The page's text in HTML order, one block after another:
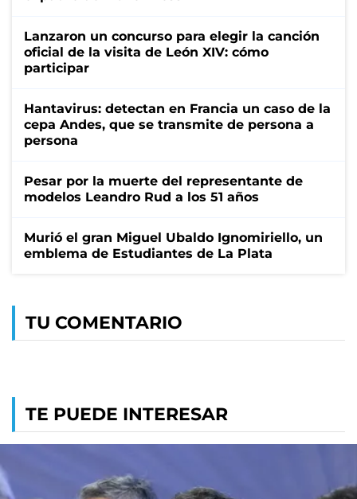
Lanzaron un concurso para elegir la canción
oficial de la visita de León XIV: cómo
participar
Hantavirus: detectan en Francia un caso de la
cepa Andes, que se transmite de persona a
persona
Pesar por la muerte del representante de
modelos Leandro Rud a los 51 años
Murió el gran Miguel Ubaldo Ignomiriello, un
emblema de Estudiantes de La Plata
TU COMENTARIO
TE PUEDE INTERESAR